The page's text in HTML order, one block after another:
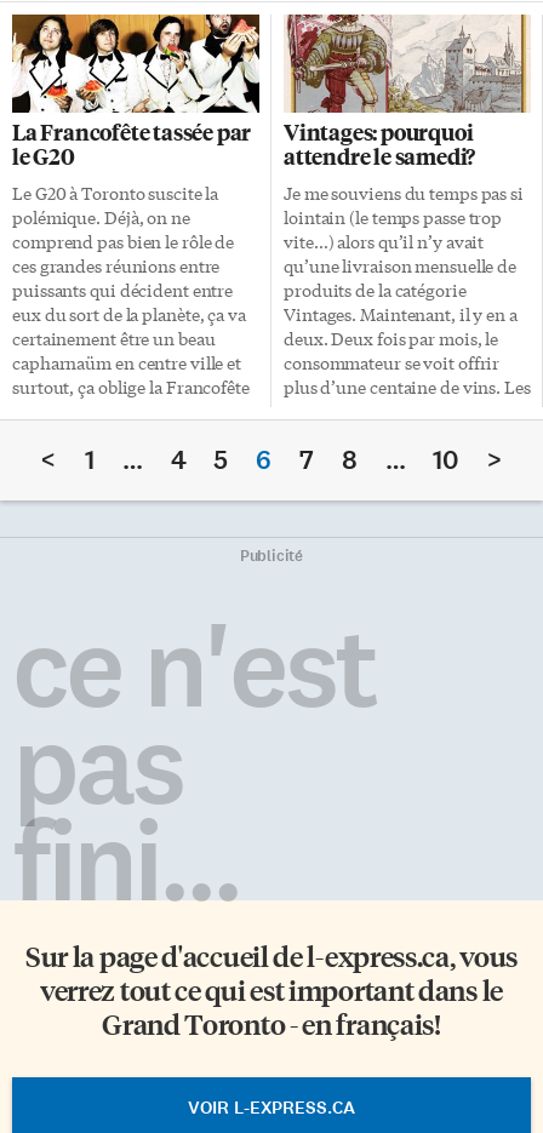
aux modifications qu’ils
veulent y apporter. Que pensent
nos deux conseils scolaires de
«L’affaire de l’éducation
sexuelle»? Seul le Conseil
scolaire catholique a bien voulu
répondre à nos questions,
preuve que les tabous ne sont
pas toujours là où on le pense.
Tout d’abord, la directrice de
l’Association franco-ontarienne
des conseils scolaires
catholiques (AFOCSC) précise
que le […]
musique, des vêtements et des
décors de l’époque tout en
valorisant les anciens
combattants de la région et en
commémorant le 65e
anniversaire du jour de la
victoire en Europe. Plusieurs
anciens combattants ont
évoqué leurs souvenirs les plus
mémorables. Le Projet
Mémoire: Histoires de la
Deuxième Guerre mondiale
vise à […]
La Francofête tassée par
le G20
Le G20 à Toronto suscite la
polémique. Déjà, on ne
comprend pas bien le rôle de
ces grandes réunions entre
puissants qui décident entre
eux du sort de la planète, ça va
certainement être un beau
capharnaüm en centre ville et
surtout, ça oblige la Francofête
tout pendant la traditionnelle
de la Francofête se déroulera les
10, 11, 12 juin prochain avec le
de l’unique festival de musique
francophone de […]
Vintages: pourquoi
attendre le samedi?
Je me souviens du temps pas si
lointain (le temps passe trop
vite…) alors qu’il n’y avait
qu’une livraison mensuelle de
produits de la catégorie
Vintages. Maintenant, il y en a
deux. Deux fois par mois, le
consommateur se voit offrir
plus d’une centaine de vins. Les
congé, il faut compter celles
des produits (il faut bien qu’ils
connaissent ce qu’ils vendent).
Certains conseillers sont
d’autres enseignent; il faut bien
se préparer. Donc, pour
certains […]
< 1 … 4 5 6 7 8 … 10 >
Publicité
ce n'est
pas
fini...
Sur la page d'accueil del-express.ca, vous
verrez tout ce qui est important dans le
Grand Toronto - en français!
VOIR L-EXPRESS.CA